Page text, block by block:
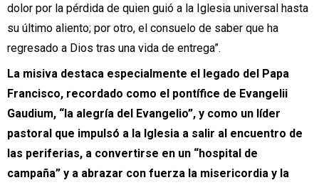
dolor por la pérdida de quien guió a la Iglesia universal hasta
su último aliento; por otro, el consuelo de saber que ha
regresado a Dios tras una vida de entrega”.
La misiva destaca especialmente el legado del Papa
Francisco, recordado como el pontífice de Evangelii
Gaudium, “la alegría del Evangelio”, y como un líder
pastoral que impulsó a la Iglesia a salir al encuentro de
las periferias, a convertirse en un “hospital de
campaña” y a abrazar con fuerza la misericordia y la